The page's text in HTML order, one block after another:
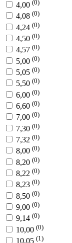
4,00 (0)
4,08 (0)
4,24 (0)
4,50 (0)
4,57 (0)
5,00 (0)
5,05 (0)
5,50 (0)
6,00 (0)
6,60 (0)
7,00 (0)
7,30 (0)
7,32 (0)
8,00 (0)
8,20 (0)
8,22 (0)
8,23 (0)
8,50 (0)
9,00 (0)
9,14 (0)
10,00 (0)
10,05 (1)